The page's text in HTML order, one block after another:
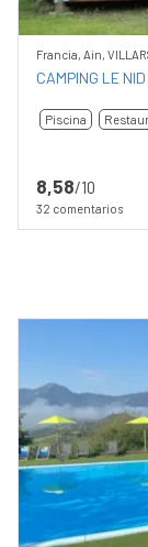
Francia, Ain,
CAMPING LE
Piscina
8,58/10
32 comentarios
Previous